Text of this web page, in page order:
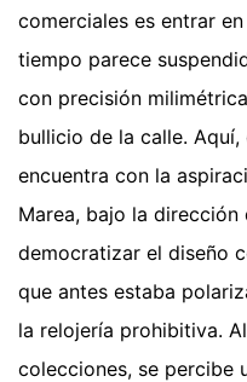
comerciales es entrar
tiempo parece
con precisión
bullicio de la calle.
encuentra con la
Marea, bajo la
democratizar el diseño
que antes estaba
la relojería prohibitiva.
colecciones, se percibe